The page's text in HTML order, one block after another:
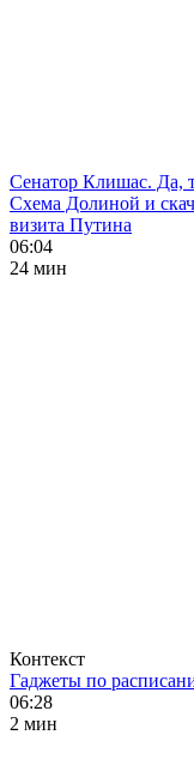
Сенатор Клишас. Да,
Схема Долиной и
визита Путина
06:04
24 мин
Контекст
Гаджеты по
06:28
2 мин